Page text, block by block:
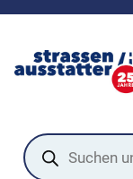
Products
search